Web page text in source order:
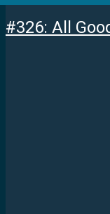
#326: All